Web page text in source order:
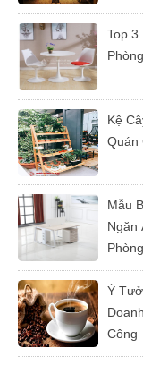
xám GLM27-
ghế dành
cho quán
cafe, cửa
hàng tại
Tp.HCM
Ghế chân
xoay mặt
ngồi đệm
GLM48-ghế
tiếp khách,
văn phòng
Top 3
Kệ
Quán
Mẫu
Ngăn
Phòng
Ý
Công